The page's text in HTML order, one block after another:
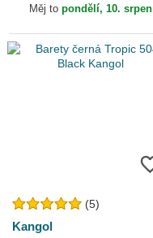
Měj to pondělí, 10. srpen
(5)
Kangol